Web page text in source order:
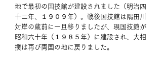
地で最初の国技館が建設されました（明治四
十二年、１９０９年）。戦後国技館は隅田川
対岸の蔵前に一旦移りましたが、現国技館が
昭和六十年（１９８５年）に建設され、大相
撲は再び両国の地に戻りました。